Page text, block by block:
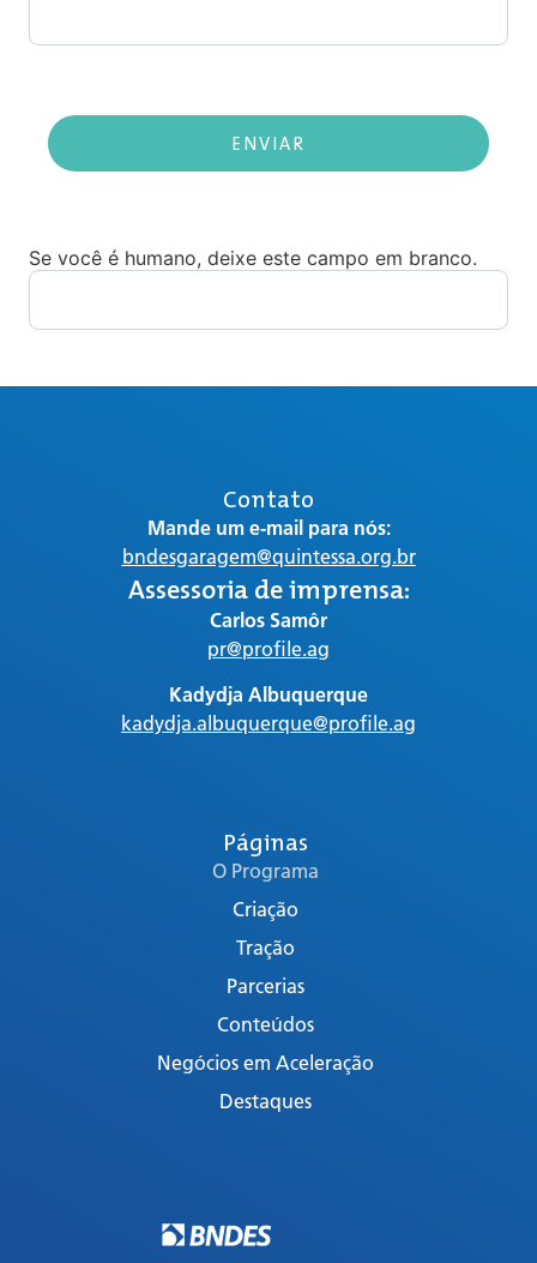
ENVIAR
Se você é humano, deixe este campo em branco.
Páginas
O Programa
Criação
Tração
Parcerias
Conteúdos
Negócios em Aceleração
Destaques
Contato
Mande um e-mail para nós:
bndesgaragem@quintessa.org.br
Assessoria de imprensa:
Carlos Samôr
pr@profile.ag
Kadydja Albuquerque
kadydja.albuquerque@profile.ag